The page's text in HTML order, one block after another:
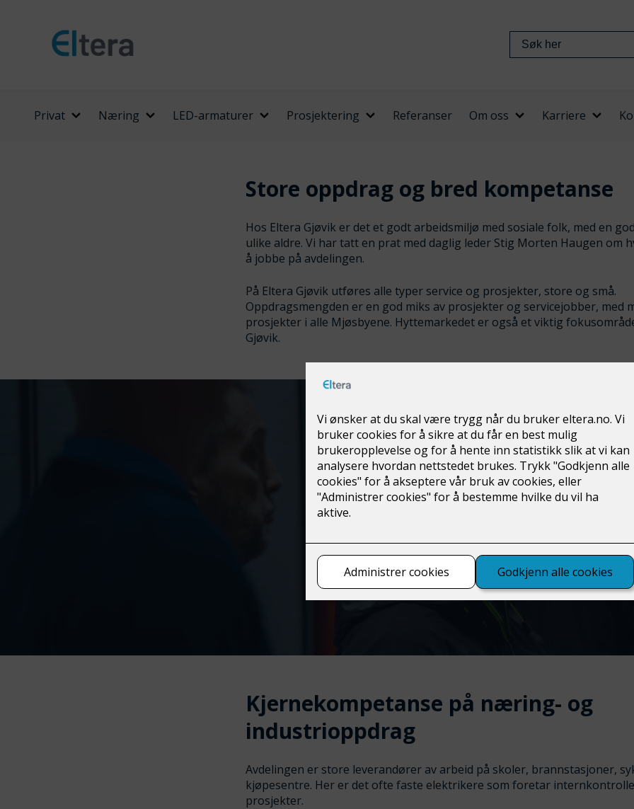
Privat Næring LED-armaturer Prosjektering Referanser Om oss Karriere
Store oppdrag og bred kompetanse
Hos Eltera Gjøvik er det et godt arbeidsmiljø med sosiale folk, med en
ulike aldre. Vi har tatt en prat med daglig leder Stig Morten Haugen om
å jobbe på avdelingen.
På Eltera Gjøvik utføres alle typer service og prosjekter, store og små.
Oppdragsmengden er en god miks av prosjekter og servicejobber, med
prosjekter i alle Mjøsbyene. Hyttemarkedet er også et viktig
Gjøvik.
Kjernekompetanse på næring- og
industrioppdrag
Avdelingen er store leverandører av arbeid på skoler, brannstasjoner,
kjøpesentre. Her er det ofte faste elektrikere som foretar
prosjekter.